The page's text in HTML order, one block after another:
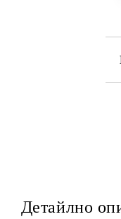
Детайлно